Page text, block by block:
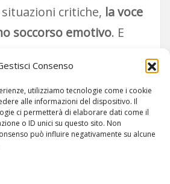
Consenso
utilizziamo tecnologie come i cookie
alle informazioni del dispositivo. Il
ci permetterà di elaborare dati come il
o ID unici su questo sito. Non
può influire negativamente su alcune
critiche, la voce
soccorso emotivo. E
caos e la coesione.